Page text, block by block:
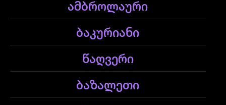
ამბროლაური
ბაკურიანი
წაღვერი
ბაზალეთი